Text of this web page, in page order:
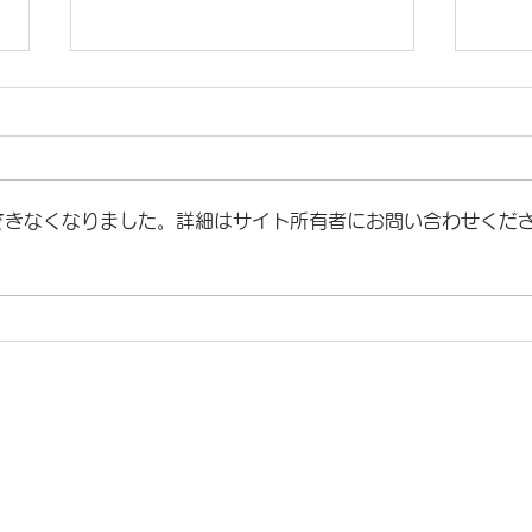
【重要】Pix4D社製品価格改
定のお知らせ
限
なくなりました。詳細はサイト所有者にお問い合わせくだ